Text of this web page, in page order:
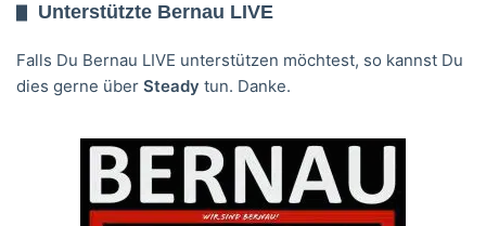
Unterstützte Bernau LIVE
Falls Du Bernau LIVE unterstützen möchtest, so kannst Du
dies gerne über Steady tun. Danke.